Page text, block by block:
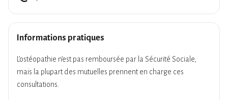
Informations pratiques
L’ostéopathie n’est pas remboursée par la Sécurité Sociale,
mais la plupart des mutuelles prennent en charge ces
consultations.